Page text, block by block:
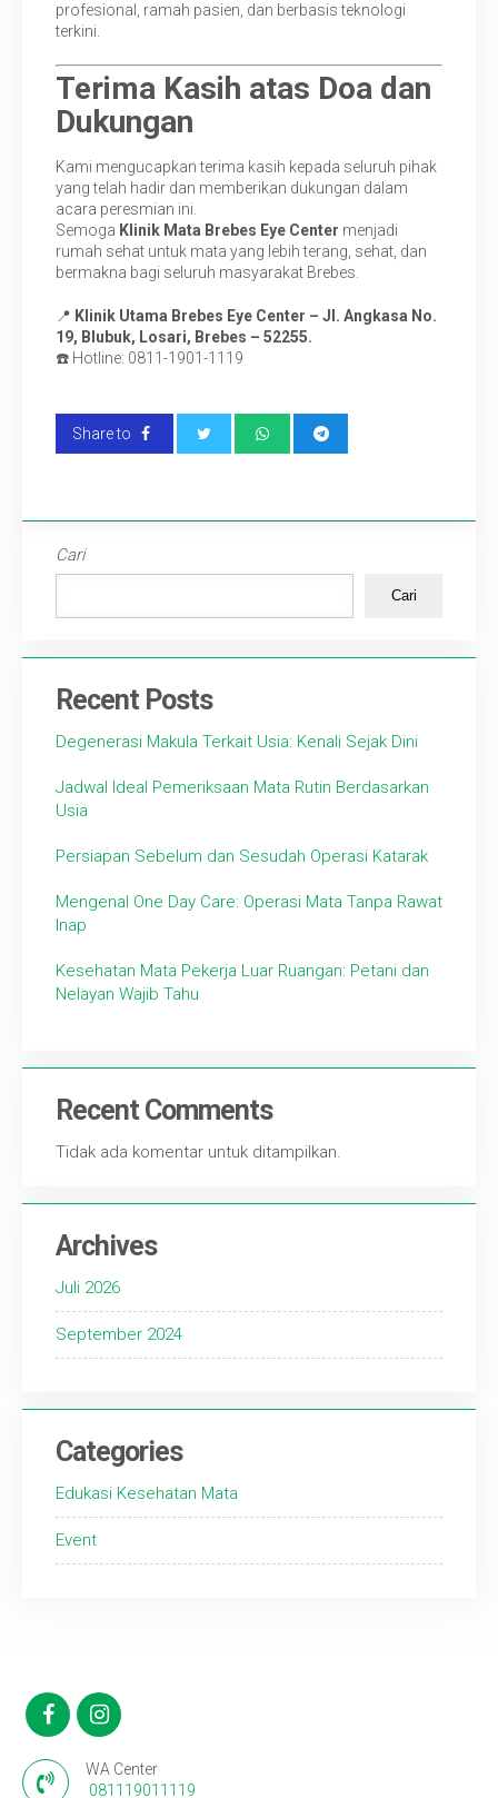
profesional, ramah pasien, dan berbasis teknologi
terkini.
Terima Kasih atas Doa dan
Dukungan
Kami mengucapkan terima kasih kepada seluruh pihak
yang telah hadir dan memberikan dukungan dalam
acara peresmian ini.
Semoga Klinik Mata Brebes Eye Center menjadi
rumah sehat untuk mata yang lebih terang, sehat, dan
bermakna bagi seluruh masyarakat Brebes.
📍 Klinik Utama Brebes Eye Center – Jl. Angkasa No.
19, Blubuk, Losari, Brebes – 52255.
☎️ Hotline: 0811-1901-1119
Share to
Cari
Cari
Recent Posts
Degenerasi Makula Terkait Usia: Kenali Sejak Dini
Jadwal Ideal Pemeriksaan Mata Rutin Berdasarkan
Usia
Persiapan Sebelum dan Sesudah Operasi Katarak
Mengenal One Day Care: Operasi Mata Tanpa Rawat
Inap
Kesehatan Mata Pekerja Luar Ruangan: Petani dan
Nelayan Wajib Tahu
Recent Comments
Tidak ada komentar untuk ditampilkan.
Archives
Juli 2026
September 2024
Categories
Edukasi Kesehatan Mata
Event
WA Center
081119011119